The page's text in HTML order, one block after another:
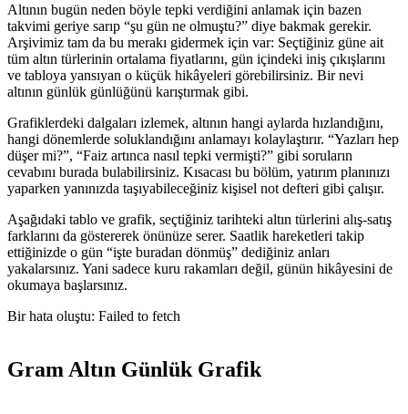
Altının bugün neden böyle tepki verdiğini anlamak için bazen
takvimi geriye sarıp “şu gün ne olmuştu?” diye bakmak gerekir.
Arşivimiz tam da bu merakı gidermek için var: Seçtiğiniz güne ait
tüm altın türlerinin ortalama fiyatlarını, gün içindeki iniş çıkışlarını
ve tabloya yansıyan o küçük hikâyeleri görebilirsiniz. Bir nevi
altının günlük günlüğünü karıştırmak gibi.
Grafiklerdeki dalgaları izlemek, altının hangi aylarda hızlandığını,
hangi dönemlerde soluklandığını anlamayı kolaylaştırır. “Yazları hep
düşer mi?”, “Faiz artınca nasıl tepki vermişti?” gibi soruların
cevabını burada bulabilirsiniz. Kısacası bu bölüm, yatırım planınızı
yaparken yanınızda taşıyabileceğiniz kişisel not defteri gibi çalışır.
Aşağıdaki tablo ve grafik, seçtiğiniz tarihteki altın türlerini alış-satış
farklarını da göstererek önünüze serer. Saatlik hareketleri takip
ettiğinizde o gün “işte buradan dönmüş” dediğiniz anları
yakalarsınız. Yani sadece kuru rakamları değil, günün hikâyesini de
okumaya başlarsınız.
Bir hata oluştu: Failed to fetch
Gram Altın Günlük Grafik